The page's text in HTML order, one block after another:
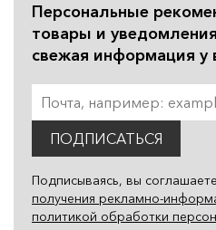
Персональные
товары и
свежая информация у
ПОДПИСАТЬСЯ
Подписываясь, вы
получения рекламно-
политикой обработки